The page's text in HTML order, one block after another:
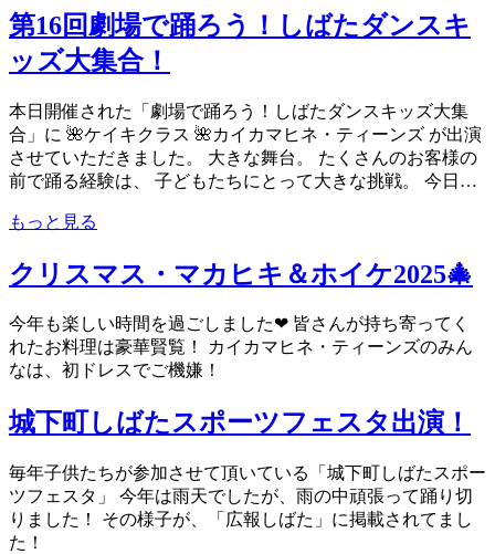
第16回劇場で踊ろう！しばたダンスキ
ッズ大集合！
本日開催された「劇場で踊ろう！しばたダンスキッズ大集
合」に 🌺ケイキクラス 🌺カイカマヒネ・ティーンズ が出演
させていただきました。 大きな舞台。 たくさんのお客様の
前で踊る経験は、 子どもたちにとって大きな挑戦。 今日…
もっと見る
クリスマス・マカヒキ＆ホイケ2025🎄
今年も楽しい時間を過ごしました❤ 皆さんが持ち寄ってく
れたお料理は豪華賢覧！ カイカマヒネ・ティーンズのみん
なは、初ドレスでご機嫌！
城下町しばたスポーツフェスタ出演！
毎年子供たちが参加させて頂いている「城下町しばたスポー
ツフェスタ」 今年は雨天でしたが、雨の中頑張って踊り切
りました！ その様子が、「広報しばた」に掲載されてまし
た！